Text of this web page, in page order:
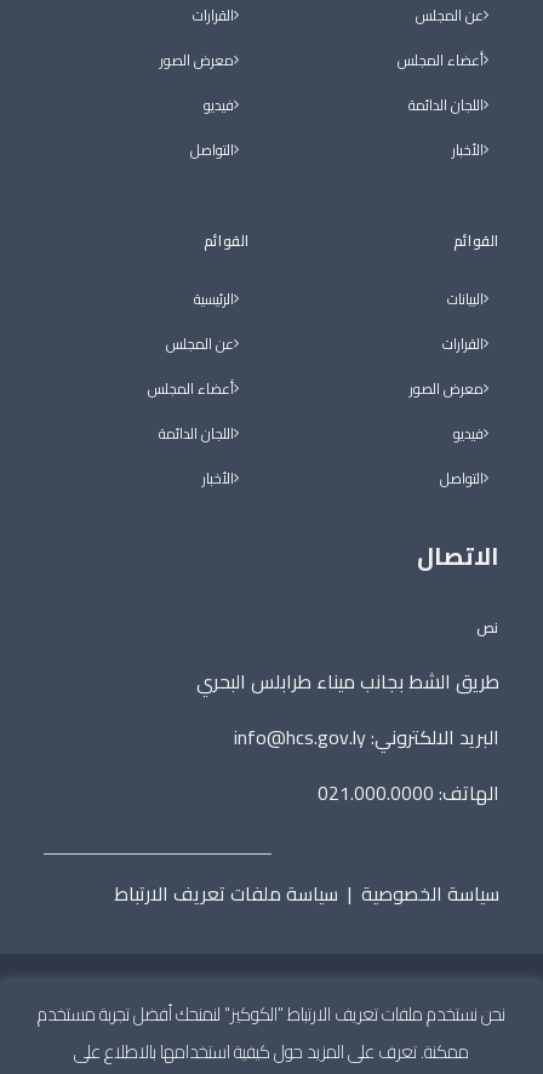
عن المجلس
أعضاء المجلس
اللجان الدائمة
الأخبار
القوائم
البيانات
القرارات
معرض الصور
فيديو
التواصل
القرارات
معرض الصور
فيديو
التواصل
القوائم
الرئيسية
عن المجلس
أعضاء المجلس
اللجان الدائمة
الأخبار
الاتصال
نص
طريق الشط بجانب ميناء طرابلس البحري
البريد الالكتروني:info@hcs.gov.ly
الهاتف: 021.000.0000
سياسة الخصوصية | سياسة ملفات تعريف الارتباط
جميع الحقوق محفوظة © 2020 المجلس الأعلى للدولة. تطوير
نحن نستخدم ملفات تعريف الارتباط "الكوكيز" لنمنحك أفضل تجربة مستخدم
ممكنة. تعرف على المزيد حول كيفية استخدامها بالاطلاع على